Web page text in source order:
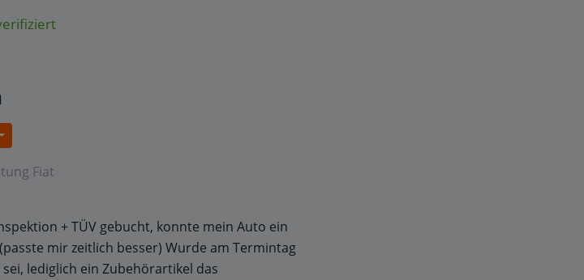
Fiat
+ TÜV gebucht, konnte mein Auto ein
mir zeitlich besser) Wurde am Termintag
lediglich ein Zubehörartikel das